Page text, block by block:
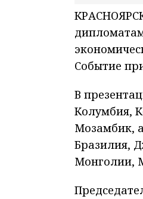
Событие
В
Колумбия,
Мозамбик,
Бразилия,
Монголии,